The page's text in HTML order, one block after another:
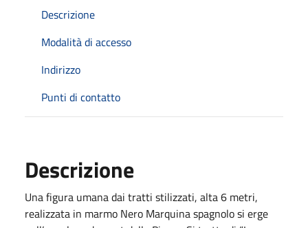
Descrizione
Modalità di accesso
Indirizzo
Punti di contatto
Descrizione
Una figura umana dai tratti stilizzati, alta 6 metri,
realizzata in marmo Nero Marquina spagnolo si erge